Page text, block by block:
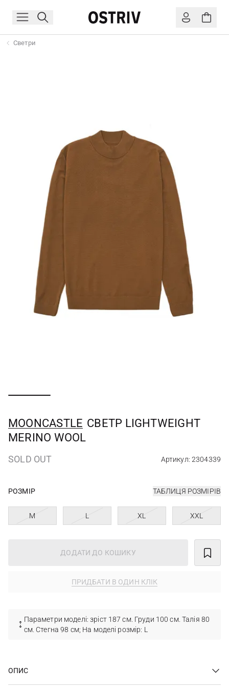
Светри
MOONCASTLE СВЕТР LIGHTWEIGHT
MERINO WOOL
SOLD OUT Артикул: 2304339
РОЗМІР ТАБЛИЦЯ РОЗМІРІВ
M L XL XXL
ДОДАТИ ДО КОШИКУ
ПРИДБАТИ В ОДИН КЛІК
Параметри моделі: зріст 187 см. Груди 100 см. Талія 80
см. Стегна 98 см; На моделі розмір: L
ОПИС